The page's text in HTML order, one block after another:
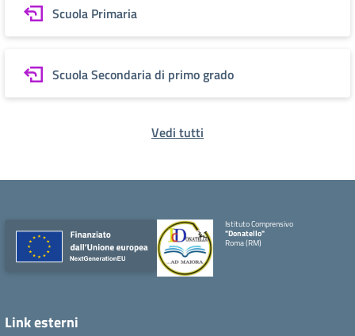
Scuola Primaria
Scuola Secondaria di primo grado
Vedi tutti
Istituto Comprensivo
"Donatello"
Roma (RM)
Link esterni